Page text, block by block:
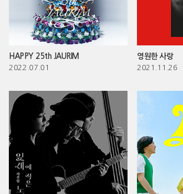
HAPPY 25th JAURIM
2022.07.01
영원한 사랑
2021.11.26